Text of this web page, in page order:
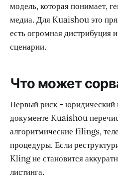
модель, которая понимает,
медиа. Для Kuaishou это
есть огромная дистрибуция
сценарии.
Что может
Первый риск - юридический
документе Kuaishou
алгоритмические filings,
процедуры. Если
Kling не становится
листинга.